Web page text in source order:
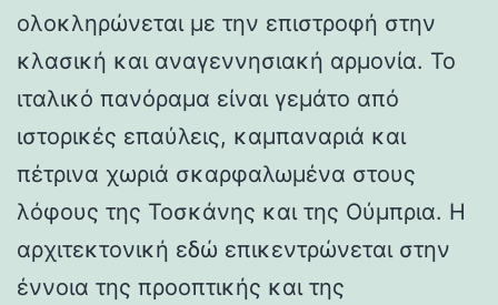
ολοκληρώνεται με την επιστροφή στην
κλασική και αναγεννησιακή αρμονία. Το
ιταλικό πανόραμα είναι γεμάτο από
ιστορικές επαύλεις, καμπαναριά και
πέτρινα χωριά σκαρφαλωμένα στους
λόφους της Τοσκάνης και της Ούμπρια. Η
αρχιτεκτονική εδώ επικεντρώνεται στην
έννοια της προοπτικής και της